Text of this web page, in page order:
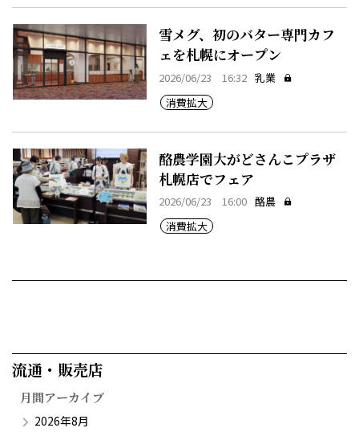
雪メグ、初のバター専門カフ
ェを札幌にオープン
2026/06/23 16:32 乳業
消費拡大
酪農学園大がどさんこプラザ
札幌店でフェア
2026/06/23 16:00 酪農
消費拡大
流通・販売店​
月間アーカイブ
2026年8月